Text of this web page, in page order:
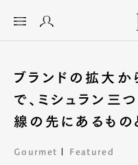
ブランドの拡大
で、ミシュラン三
線の先にあるもの
Gourmet Featured